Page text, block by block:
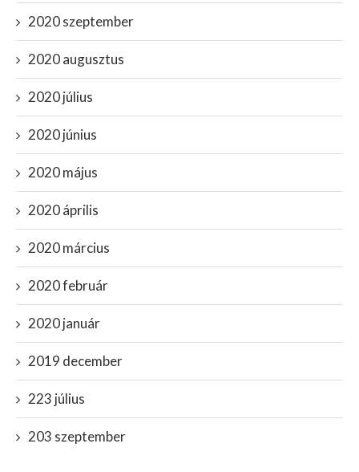
2020 szeptember
2020 augusztus
2020 július
2020 június
2020 május
2020 április
2020 március
2020 február
2020 január
2019 december
223 július
203 szeptember